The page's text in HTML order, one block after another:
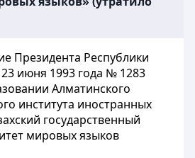
Президента Республики
23 июня 1993 года № 1283
Алматинского
института иностранных
государственный
мировых языков